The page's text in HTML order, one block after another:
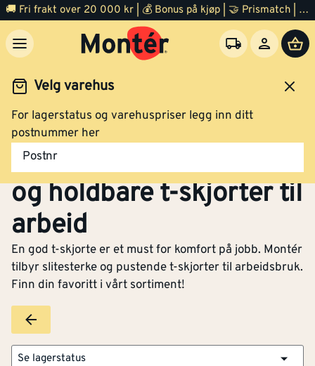
🚚 Fri frakt over 20 000 kr | 💰 Bonus på kjøp | 🤝 Prismatch | ⭐ 100% fornøyd garanti | 🏪 140 byggevarehus
Velg varehus
For lagerstatus og varehuspriser legg inn ditt
postnummer her
Postnr
Arbeidsklær og verneutstyr
T-skjorte – Komfortable
og holdbare t-skjorter til
arbeid
En god t-skjorte er et must for komfort på jobb. Montér
tilbyr slitesterke og pustende t-skjorter til arbeidsbruk.
Finn din favoritt i vårt sortiment!
Se lagerstatus